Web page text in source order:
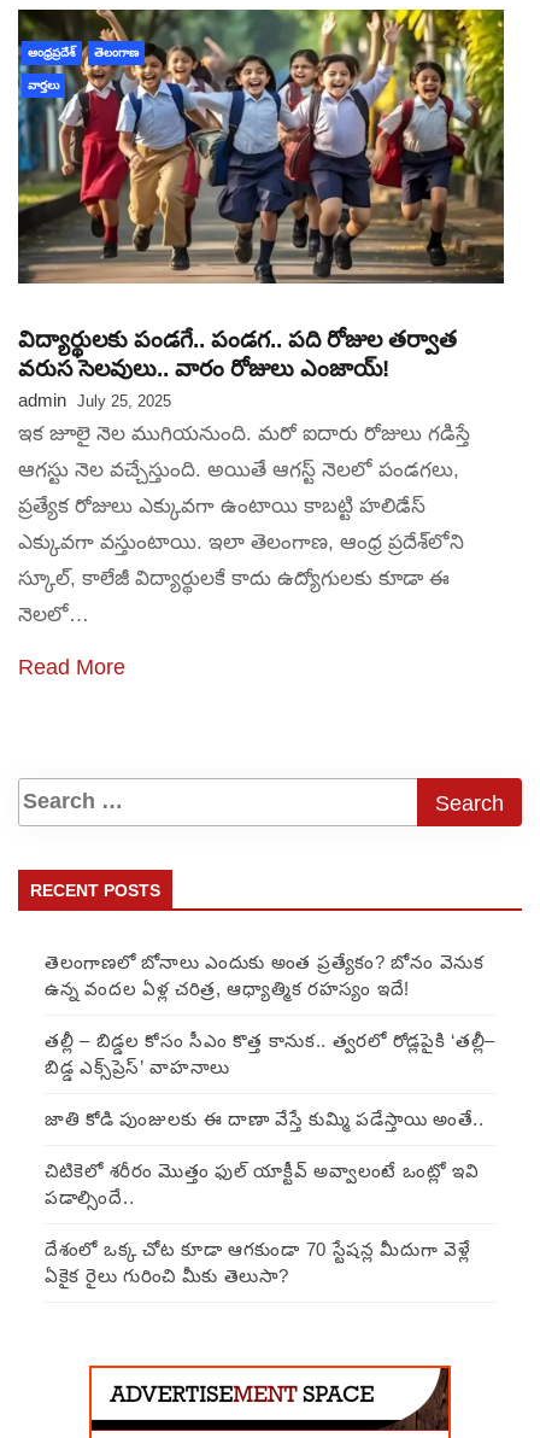
ఆంధ్రప్రదేశ్ తెలంగాణ
వార్తలు
విద్యార్థులకు పండగే.. పండగ.. పది రోజుల తర్వాత
వరుస సెలవులు.. వారం రోజులు ఎంజాయ్‌!
admin July 25, 2025
ఇక జూలై నెల ముగియనుంది. మరో ఐదారు రోజులు గడిస్తే
ఆగస్టు నెల వచ్చేస్తుంది. అయితే ఆగస్ట్ నెలలో పండగలు,
ప్రత్యేక రోజులు ఎక్కువగా ఉంటాయి కాబట్టి హలిడేస్‌
ఎక్కువగా వస్తుంటాయి. ఇలా తెలంగాణ, ఆంధ్ర ప్రదేశ్‌లోని
స్కూల్, కాలేజీ విద్యార్థులకే కాదు ఉద్యోగులకు కూడా ఈ
నెలలో…
Read More
RECENT POSTS
తెలంగాణలో బోనాలు ఎందుకు అంత ప్రత్యేకం? బోనం వెనుక
ఉన్న వందల ఏళ్ల చరిత్ర, ఆధ్యాత్మిక రహస్యం ఇదే!
తల్లీ – బిడ్డల కోసం సీఎం కొత్త కానుక.. త్వరలో రోడ్లపైకి ‘తల్లీ–
బిడ్డ ఎక్స్‌ప్రెస్’ వాహనాలు
జాతి కోడి పుంజులకు ఈ దాణా వేస్తే కుమ్మి పడేస్తాయి అంతే..
చిటికెలో శరీరం మొత్తం ఫుల్ యాక్టీవ్ అవ్వాలంటే ఒంట్లో ఇవి
పడాల్సిందే..
దేశంలో ఒక్క చోట కూడా ఆగకుండా 70 స్టేషన్ల మీదుగా వెళ్లే
ఏకైక రైలు గురించి మీకు తెలుసా?